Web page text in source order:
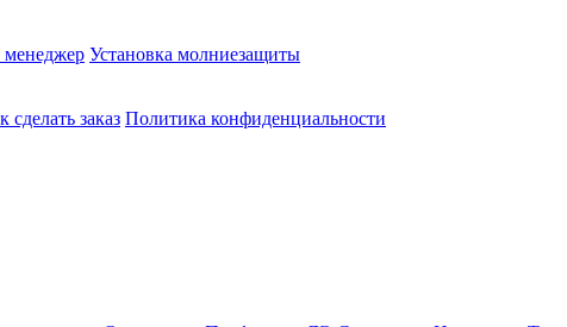
Установка молниезащиты
сделать заказ Политика конфиденциальности